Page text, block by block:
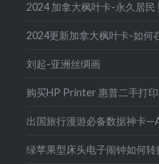
2024 加拿大枫叶卡-永久居民
2024更新加拿大枫叶卡-如何
刘起-亚洲丝绸画
购买HP Printer 惠普二手打
出国旅行漫游必备数据神卡
绿苹果型床头电子闹钟如何